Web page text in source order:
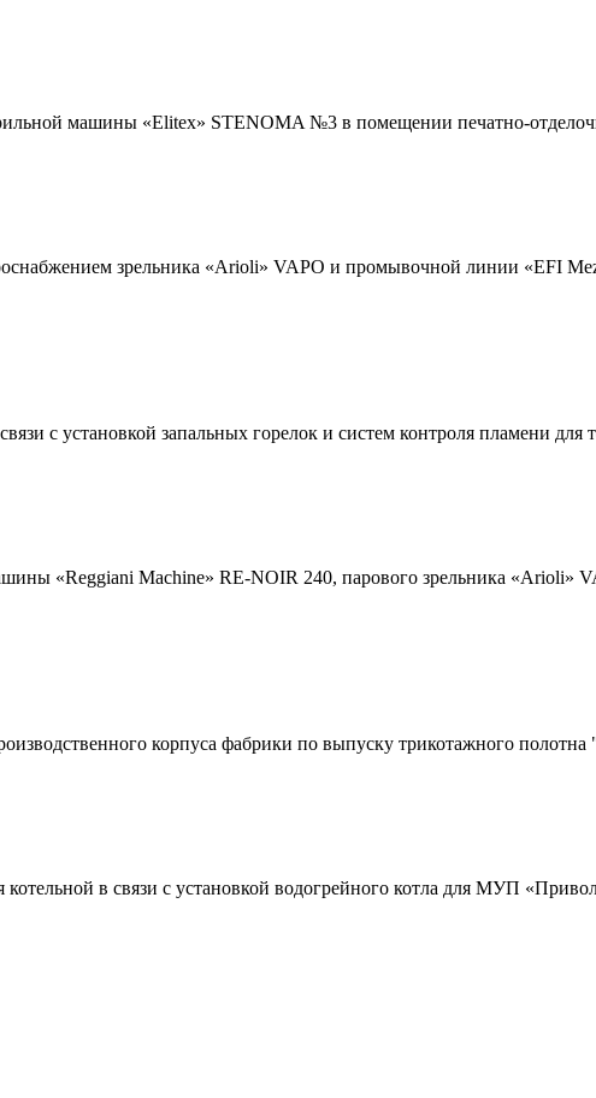
машины «Elitex» STENOMA №3 в помещении печатно-
зрельника «Arioli» VAPO и промывочной линии «EFI
с установкой запальных горелок и систем контроля пламени
«Reggiani Machine» RE-NOIR 240, парового зрельника «Arioli»
корпуса фабрики по выпуску трикотажного
в связи с установкой водогрейного котла для МУП